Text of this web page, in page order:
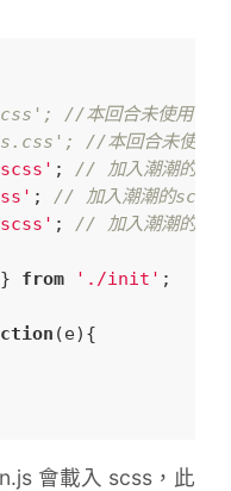
//本回合未使用
//本回合未使用
; // 加入潮潮的
; // 加入潮潮的scss
; // 加入潮潮的
from './init' ;
(e) {
會載入 scss，此